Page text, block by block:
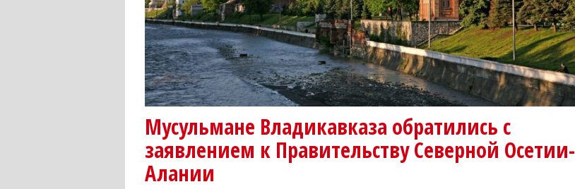
Мусульмане Владикавказа обратились с
заявлением к Правительству Северной Осетии-
Алании